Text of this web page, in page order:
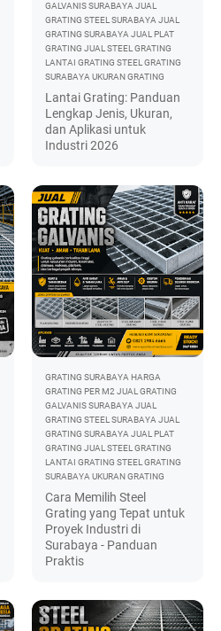
GALVANIS SURABAYAJUAL
GRATING STEEL SURABAYAJUAL
GRATING SURABAYAJUAL PLAT
GRATING JUAL STEEL GRATING
LANTAI GRATING STEEL GRATING
SURABAYAUKURAN GRATING
Lantai Grating: Panduan
Lengkap Jenis, Ukuran,
dan Aplikasi untuk
Industri 2026
GRATING SURABAYA HARGA
GRATING PER M2 JUAL GRATING
GALVANIS SURABAYA JUAL
GRATING STEEL SURABAYA JUAL
GRATING SURABAYA JUAL PLAT
GRATING JUAL STEEL GRATING
LANTAI GRATING STEEL GRATING
SURABAYA UKURAN GRATING
Cara Memilih Steel
Grating yang Tepat untuk
Proyek Industri di
Surabaya - Panduan
Praktis